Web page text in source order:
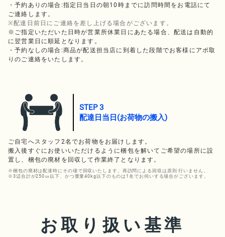
・予約ありの場合:指定日当日の朝10時までに訪問時間をお電話にて
ご連絡します。
※配達日前日にご連絡を差し上げる場合がございます。
※ご指定いただいた日時が営業所休業日にあたる場合、配送は自動的
に翌営業日に順延となります。
・予約なしの場合:商品が配送担当店に到着した段階でお客様にアポ取
りのご連絡をいたします。
STEP 3
配達日当日(お荷物の搬入)
ご自宅へスタッフ2名でお荷物をお届けします。
搬入後すぐにお使いいただけるように梱包を解いてご希望の場所に設
置し、梱包の廃材を回収して作業終了となります。
※梱包の廃材は配達時にその場で回収いたします。再訪問による回収は原則 行いません。
※3辺合計が250㎝以下、かつ重量40kg以下のものは1名でお伺いする場合がございます。
お取り扱い基準